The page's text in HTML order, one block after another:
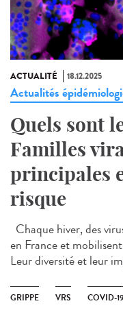
ACTUALITÉ 18.12.2025
Actualités
Quels sont
Familles
principales
risque
Chaque hiver, des
en France et
Leur diversité et leur
GRIPPE VRS COVID-19